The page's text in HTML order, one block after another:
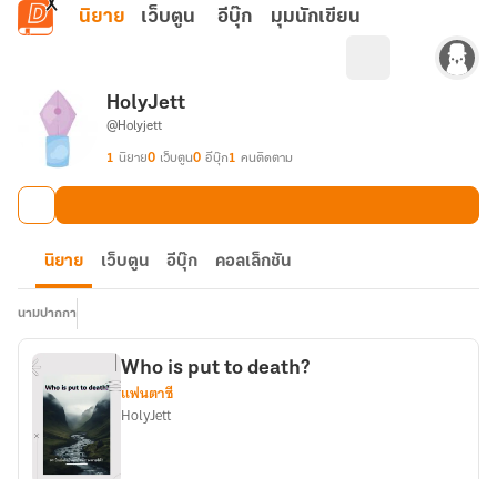
ข้ามไปยังเนื้อหาหลัก
นิยาย เว็บตูน อีบุ๊ก มุมนักเขียน
HolyJett
@Holyjett
1 นิยาย0 เว็บตูน0 อีบุ๊ก1 คนติดตาม
นิยาย เว็บตูน อีบุ๊ก คอลเล็กชัน
นามปากกา
Who is put to death?
แฟนตาซี
HolyJett